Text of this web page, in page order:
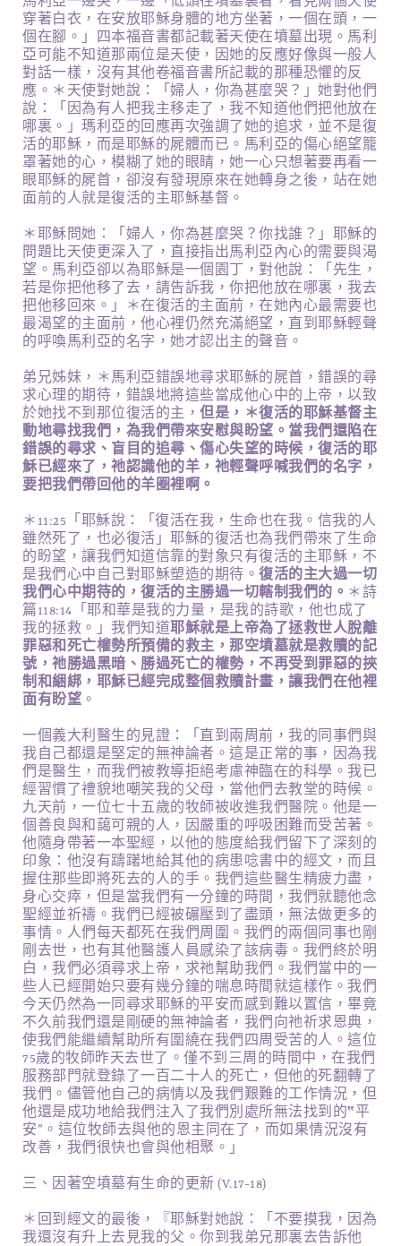
穿著白衣，在安放耶穌身體的地方坐著，一個在頭，一
個在腳。」四本福音書都記載著天使在墳墓出現。馬利
亞可能不知道那兩位是天使，因她的反應好像與一般人
對話一樣，沒有其他卷福音書所記載的那種恐懼的反
應。＊天使對她說：「婦人，你為甚麼哭？」她對他們
說：「因為有人把我主移走了，我不知道他們把他放在
哪裏。」瑪利亞的回應再次強調了她的追求，並不是復
活的耶穌，而是耶穌的屍體而已。馬利亞的傷心絕望籠
罩著她的心，模糊了她的眼睛，她一心只想著要再看一
眼耶穌的屍首，卻沒有發現原來在她轉身之後，站在她
面前的人就是復活的主耶穌基督。
＊耶穌問她：「婦人，你為甚麼哭？你找誰？」耶穌的
問題比天使更深入了，直接指出馬利亞內心的需要與渴
望。馬利亞卻以為耶穌是一個園丁，對他說：「先生，
若是你把他移了去，請告訴我，你把他放在哪裏，我去
把他移回來。」＊在復活的主面前，在她內心最需要也
最渴望的主面前，他心裡仍然充滿絕望，直到耶穌輕聲
的呼喚馬利亞的名字，她才認出主的聲音。
弟兄姊妹，＊馬利亞錯誤地尋求耶穌的屍首，錯誤的尋
求心理的期待，錯誤地將這些當成他心中的上帝，以致
於她找不到那位復活的主， 但是，＊復活的耶穌基督主
動地尋找我們，為我們帶來安慰與盼望。當我們還陷在
錯誤的尋求、盲目的追尋、傷心失望的時候，復活的耶
穌已經來了，祂認識他的羊，祂輕聲呼喊我們的名字，
要把我們帶回他的羊圈裡啊。
＊11:25「耶穌說：「復活在我，生命也在我。信我的人
雖然死了，也必復活」耶穌的復活也為我們帶來了生命
的盼望，讓我們知道信靠的對象只有復活的主耶穌，不
是我們心中自己對耶穌塑造的期待。 復活的主大過一切
我們心中期待的，復活的主勝過一切轄制我們的。 ＊詩
篇118:14「耶和華是我的力量，是我的詩歌，他也成了
我的拯救。」我們知道耶穌就是上帝為了拯救世人脫離
罪惡和死亡權勢所預備的救主，那空墳墓就是救贖的記
號，祂勝過黑暗、勝過死亡的權勢，不再受到罪惡的挾
制和綑綁，耶穌已經完成整個救贖計畫，讓我們在他裡
面有盼望 。
一個義大利醫生的見證：「直到兩周前，我的同事們與
我自己都還是堅定的無神論者。這是正常的事，因為我
們是醫生，而我們被教導拒絕考慮神臨在的科學。我已
經習慣了禮貌地嘲笑我的父母，當他們去教堂的時候。
九天前，一位七十五歲的牧師被收進我們醫院。他是一
個善良與和藹可親的人，因嚴重的呼吸困難而受苦著。
他隨身帶著一本聖經，以他的態度給我們留下了深刻的
印象：他沒有躊躇地給其他的病患唸書中的經文，而且
握住那些即將死去的人的手。我們這些醫生精疲力盡，
身心交瘁，但是當我們有一分鐘的時間，我們就聽他念
聖經並祈禱。我們已經被碾壓到了盡頭，無法做更多的
事情。人們每天都死在我們周圍。我們的兩個同事也剛
剛去世，也有其他醫護人員感染了該病毒。我們終於明
白，我們必須尋求上帝，求祂幫助我們。我們當中的一
些人已經開始只要有幾分鐘的喘息時間就這樣作。我們
今天仍然為一同尋求耶穌的平安而感到難以置信，畢竟
不久前我們還是剛硬的無神論者，我們向祂祈求恩典，
使我們能繼續幫助所有圍繞在我們四周受苦的人。這位
75歲的牧師昨天去世了。僅不到三周的時間中，在我們
服務部門就登錄了一百二十人的死亡，但他的死翻轉了
我們。儘管他自己的病情以及我們艱難的工作情況，但
他還是成功地給我們注入了我們別處所無法找到的‟平
安”。這位牧師去與他的恩主同在了，而如果情況沒有
改善，我們很快也會與他相聚。」
三、因著空墳墓有生命的更新 (v.17-18)
＊回到經文的最後，『耶穌對她說：「不要摸我，因為
我還沒有升上去見我的父。你到我弟兄那裏去告訴他